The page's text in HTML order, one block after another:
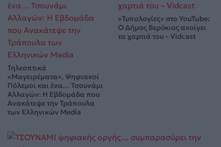
Τηλεοπτικά
«Μαγειρέματα», Ψηφιακοί
Πόλεμοι και ένα… Τσουνάμι
Αλλαγών: Η Εβδομάδα που
Ανακάτεψε την Τράπουλα
των Ελληνικών Media
«Τυπολογίες» στο YouTube:
Ο Δήμος Βερύκιος ανοίγει
τα χαρτιά του – Vidcast